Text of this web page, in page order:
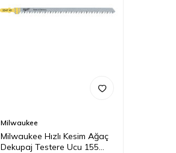
Milwaukee
Milwaukee Hızlı Kesim Ağaç
Dekupaj Testere Ucu 155